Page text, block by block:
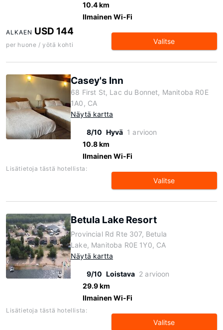
10.4 km
Ilmainen Wi-Fi
ALKAEN USD 144
per huone / yötä kohti Valitse
Casey's Inn
68 First St, Lac du Bonnet, Manitoba R0E
1A0, CA
Näytä kartta
8/10 Hyvä 1 arvioon
10.8 km
Ilmainen Wi-Fi
Lisätietoja tästä hotellista:
Valitse
Betula Lake Resort
Provincial Rd Rte 307, Betula
Lake, Manitoba R0E 1Y0, CA
Näytä kartta
9/10 Loistava 2 arvioon
29.9 km
Ilmainen Wi-Fi
Lisätietoja tästä hotellista:
Valitse